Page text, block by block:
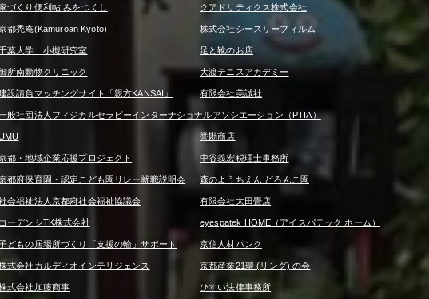
づくり便利帖 みをつくし クアドリティクス株式会社
都禿庵(Kamuroan Kyoto) 株式会社シースリーフィルム
葉大学 小槻研究室 足と靴のお店
所南動物クリニック 大渡テニスアカデミー
設請負マッチングサイト「親方KANSAI」 有限会社美誠社
般社団法人フィジカルセラピーインターナショナルアソシエーション（PTIA）
誉勘商店
都・地域企業応援プロジェクト 中谷義宏税理士事務所
都府保育園・認定こども園リレー就職説明会 森のようちえん どろんこ園
会福祉法人京都府社会福祉協議会 有限会社太田畳店
コーデンシTK株式会社 eyespatek HOME（アイスパテック ホーム）
どもの居場所づくり「支援の輪」サポート 京信人材バンク
式会社カルディオインテリジェンス 京都産業21環 (リング) の会
式会社加藤商事 ひすい法律事務所